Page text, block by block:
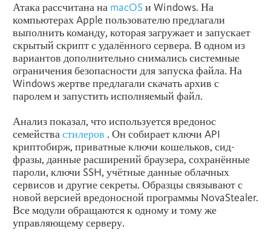
Атака рассчитана на macOS и Windows. На
компьютерах Apple пользователю предлагали
выполнить команду, которая загружает и запускает
скрытый скрипт с удалённого сервера. В одном из
вариантов дополнительно снимались системные
ограничения безопасности для запуска файла. На
Windows жертве предлагали скачать архив с
паролем и запустить исполняемый файл.
Анализ показал, что используется вредонос
семействастилеров . Он собирает ключи API
криптобирж, приватные ключи кошельков, сид-
фразы, данные расширений браузера, сохранённые
пароли, ключи SSH, учётные данные облачных
сервисов и другие секреты. Образцы связывают с
новой версией вредоносной программы NovaStealer.
Все модули обращаются к одному и тому же
управляющему серверу.